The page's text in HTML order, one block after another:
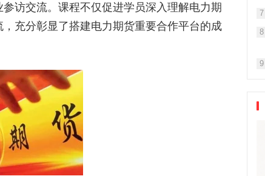
访交流。课程不仅促进学员深入理解电力期
充分彰显了搭建电力期货重要合作平台的成
7
8
9